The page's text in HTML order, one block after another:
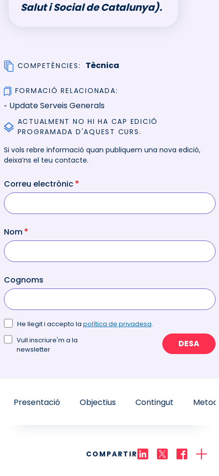
Salut i Social de Catalunya).
COMPETÈNCIES Tècnica
FORMACIÓ RELACIONADA
Update Serveis Generals
ACTUALMENT NO HI HA CAP EDICIÓ
PROGRAMADA D'AQUEST CURS.
Si vols rebre informació quan publiquem una nova edició,
deixa’ns el teu contacte.
Correu electrònic
Nom
Cognoms
He llegit i accepto la política de privadesa.
Vull inscriure'm a la
newsletter
DESA
Presentació Objectius Contingut
COMPARTIR